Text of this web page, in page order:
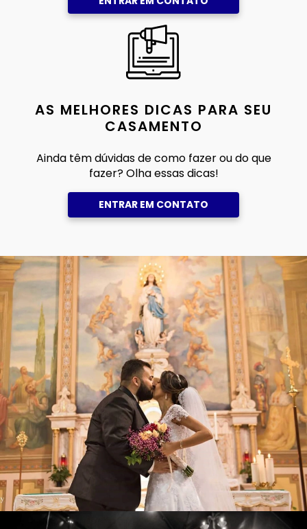
AS MELHORES DICAS PARA SEU
CASAMENTO
Ainda têm dúvidas de como fazer ou do que
fazer? Olha essas dicas!
ENTRAR EM CONTATO